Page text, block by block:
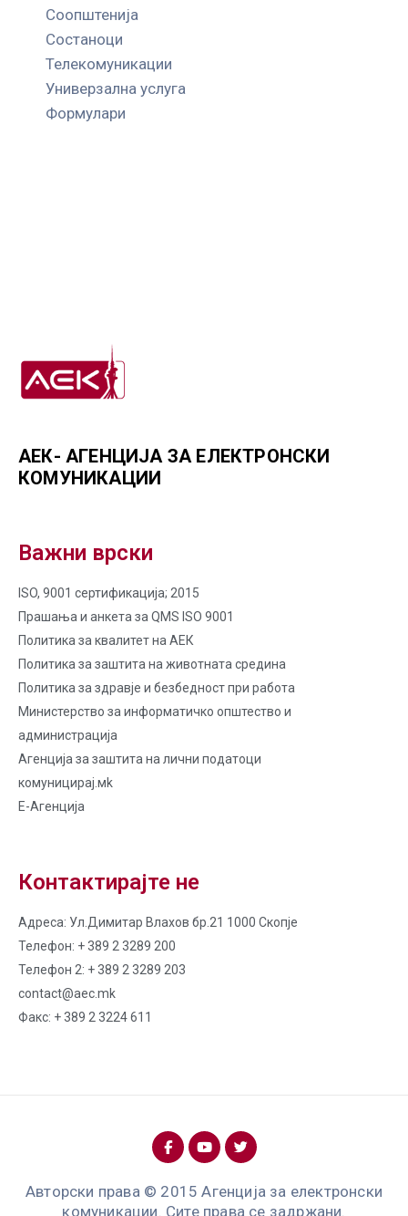
Соопштенија
Состаноци
Телекомуникации
Универзална услуга
Формулари
АЕК- АГЕНЦИЈА ЗА ЕЛЕКТРОНСКИ
КОМУНИКАЦИИ
Важни врски
ISO, 9001 сертификација; 2015
Прашања и анкета за QMS ISO 9001
Политика за квалитет на AЕК
Политика за заштита на животната средина
Политика за здравје и безбедност при работа
Министерство за информатичко општество и
администрација
Агенција за заштита на лични податоци
комуницирај.мk
Е-Агенција
Контактирајте не
Адреса: Ул.Димитар Влахов бр.21 1000 Скопје
Телефон: + 389 2 3289 200
Телефон 2: + 389 2 3289 203
contact@aec.mk
Факс: + 389 2 3224 611
Авторски права © 2015 Агенција за електронски
комуникации. Сите права се задржани.